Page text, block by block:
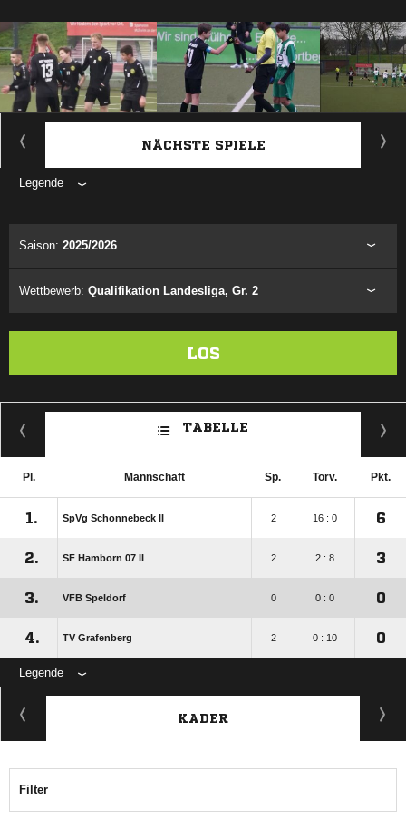
ANZEIGE
NÄCHSTE SPIELE
Legende
Saison: 2025/2026
Wettbewerb: Qualifikation Landesliga, Gr. 2
LOS
TABELLE
Pl. Mannschaft Sp. Torv. Pkt.
1. SpVg Schonnebeck II 2 16 : 0 6
2. SF Hamborn 07 II 2 2 : 8 3
3. VFB Speldorf 0 0 : 0 0
4. TV Grafenberg 2 0 : 10 0
Legende
KADER
Filter